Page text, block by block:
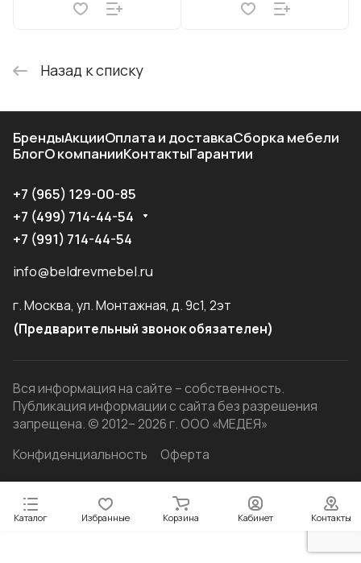
Назад к списку
Каталог Избранные Корзина Кабинет Контакты
БрендыАкцииОплата и доставкаСборка мебели
БлогО компанииКонтактыГарантии
+7 (965) 129-00-85
+7 (499) 714-44-54
+7 (991) 714-44-54
info@beldrevmebel.ru
г. Москва, ул. Монтажная, д. 9с1, 2эт
(Предварительный звонок обязателен)
Вся информация на сайте – собственность.
Публикация информации с сайта без разрешения
запрещена. © 2012– 2026 г. ООО «МЕДЕЯ»
Конфиденциальность
Оферта